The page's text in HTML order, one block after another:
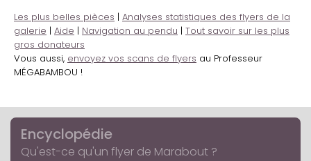
Les plus belles pièces | Analyses statistiques des flyers de la
galerie | Aide | Navigation au pendu | Tout savoir sur les plus
gros donateurs
Vous aussi, envoyez vos scans de flyers au Professeur
MÉGABAMBOU !
Encyclopédie
Qu'est-ce qu'un flyer de Marabout ?